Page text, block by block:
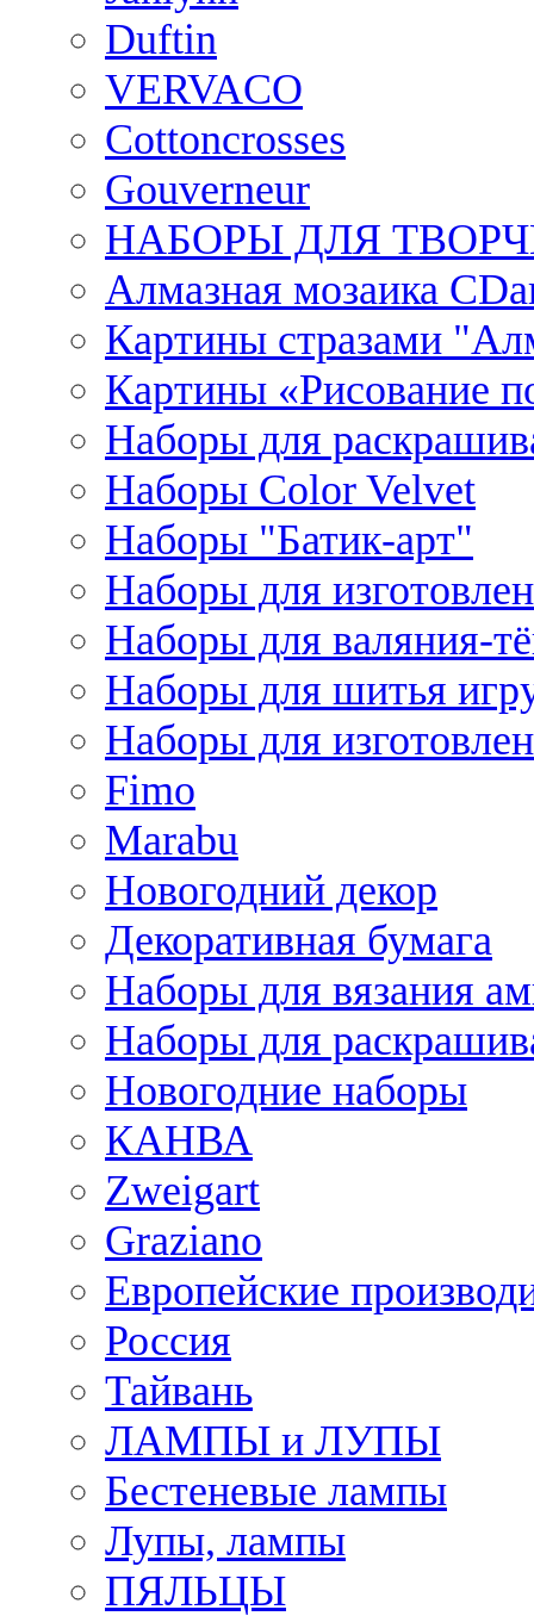
Duftin
VERVACO
Cottoncrosses
Gouverneur
НАБОРЫ ДЛЯ
Алмазная мозаика
Картины стразами
Картины «Рисование
Наборы для
Наборы Сolor Velvet
Наборы "Батик-арт"
Наборы для
Наборы для валяния-
Наборы для шитья
Наборы для
Fimo
Marabu
Новогодний декор
Декоративная бумага
Наборы для вязания
Наборы для
Новогодние наборы
КАНВА
Zweigart
Graziano
Европейские
Россия
Тайвань
ЛАМПЫ и ЛУПЫ
Бестеневые лампы
Лупы, лампы
ПЯЛЬЦЫ